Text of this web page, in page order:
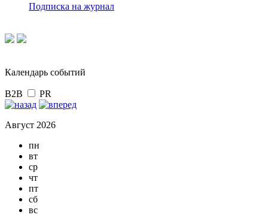
Подписка на журнал
Календарь событий
B2B PR
Август 2026
пн
вт
ср
чт
пт
сб
вс